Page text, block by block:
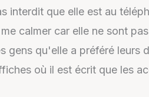
interdit que elle est au
calmer car elle ne sont
gens qu'elle a préféré leurs
où il est écrit que les